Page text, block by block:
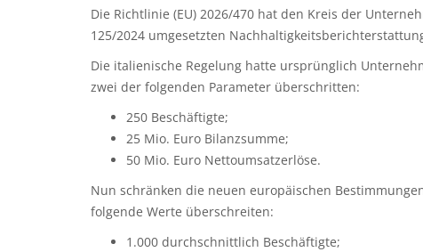
Die Richtlinie (EU) 2026/470 hat den Kreis der
125/2024 umgesetzten
Die italienische Regelung hatte ursprünglich
zwei der folgenden Parameter überschritten:
250 Beschäftigte;
25 Mio. Euro Bilanzsumme;
50 Mio. Euro Nettoumsatzerlöse.
Nun schränken die neuen europäischen
folgende Werte überschreiten:
1.000 durchschnittlich Beschäftigte;